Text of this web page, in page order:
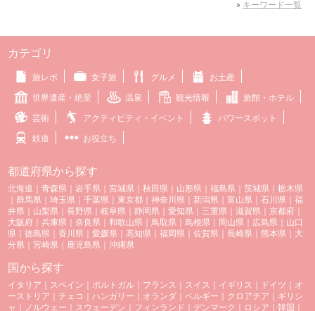
» キーワード一覧
カテゴリ
旅レポ 女子旅 グルメ お土産
世界遺産・絶景 温泉 観光情報 旅館・ホテル
芸術 アクティビティ・イベント パワースポット
鉄道 お役立ち
都道府県から探す
北海道 ｜青森県 ｜岩手県 ｜宮城県 ｜秋田県 山形県 ｜福島県 ｜茨城県 ｜栃木県
群馬県 ｜埼玉県 ｜千葉県 東京都 ｜神奈川県 新潟県 ｜富山県 ｜石川県 ｜福
井県
山梨県 ｜長野県 ｜岐阜県 静岡県 ｜愛知県 三重県 ｜滋賀県 ｜京都府
大阪府 ｜兵庫県 ｜奈良県 ｜和歌山県 ｜鳥取県 ｜島根県 岡山県 広島県
山口
県 ｜徳島県 ｜香川県 ｜愛媛県 ｜高知県 ｜福岡県 ｜佐賀県 ｜長崎県 熊本県
大
分県 ｜宮崎県 鹿児島県 ｜沖縄県
国から探す
イタリア スペイン ｜ポルトガル フランス スイス イギリス ドイツ
オ
ーストリア ｜チェコ ｜ハンガリー オランダ ｜ベルギー クロアチア
ギリシ
ャ
ノルウェー スウェーデン フィンランド デンマーク ロシア ｜韓国